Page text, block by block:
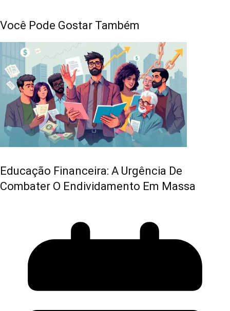
Você Pode Gostar Também
Educação Financeira: A Urgência De
Combater O Endividamento Em Massa